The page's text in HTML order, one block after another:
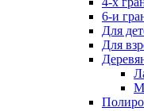
6-и
Для
Для